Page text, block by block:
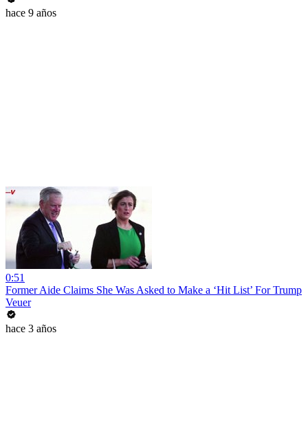
hace 9 años
0:51
Former Aide Claims She Was Asked to Make a ‘Hit List’ For Trump
Veuer
hace 3 años